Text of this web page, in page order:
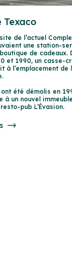
Texaco
de l’actuel
une station-
de cadeaux.
et 1990, un casse-
à l’emplacement de
été démolis en
à un nouvel immeuble
pub L’Évasion.